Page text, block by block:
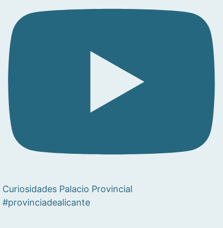
Curiosidades Palacio Provincial
#provinciadealicante